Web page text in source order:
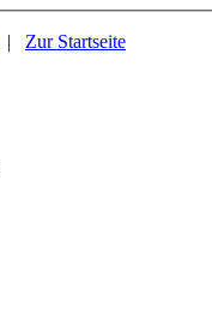
| Zur Startseite